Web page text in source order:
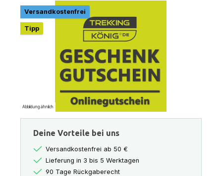
Bildergalerie überspringen
Versandkostenfrei
Tipp
Abbildung ähnlich
Deine Vorteile bei uns
Versandkostenfrei ab 50 €
Lieferung in 3 bis 5 Werktagen
90 Tage Rückgaberecht